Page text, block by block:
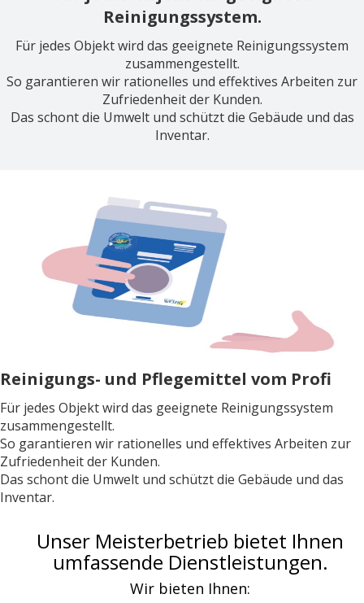
Reinigungssystem.
Für jedes Objekt wird das geeignete Reinigungssystem
zusammengestellt.
So garantieren wir rationelles und effektives Arbeiten zur
Zufriedenheit der Kunden.
Das schont die Umwelt und schützt die Gebäude und das
Inventar.
Reinigungs- und Pflegemittel vom Profi
Für jedes Objekt wird das geeignete Reinigungssystem
zusammengestellt.
So garantieren wir rationelles und effektives Arbeiten zur
Zufriedenheit der Kunden.
Das schont die Umwelt und schützt die Gebäude und das
Inventar.
Unser Meisterbetrieb bietet Ihnen
umfassende Dienstleistungen.
Wir bieten Ihnen: